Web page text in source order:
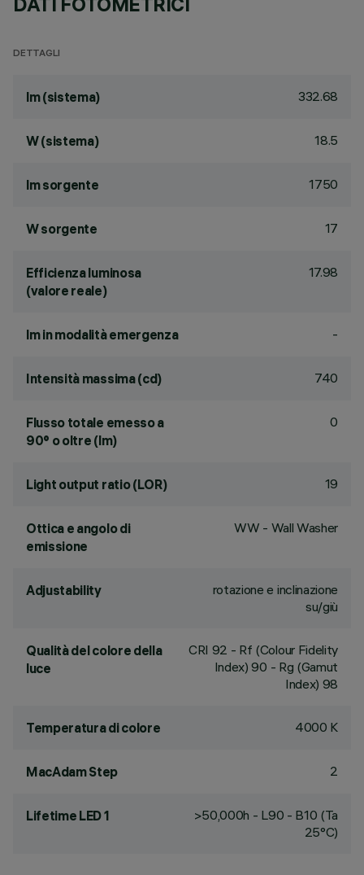
DETTAGLI
lm (sistema) 332.68
W (sistema) 18.5
lm sorgente 1750
W sorgente 17
Efficienza luminosa
(valore reale)
17.98
lm in modalità emergenza -
Intensità massima (cd) 740
Flusso totale emesso a
90° o oltre (lm)
0
Light output ratio (LOR) 19
Ottica e angolo di
emissione
WW - Wall Washer
Adjustability
rotazione e inclinazione
su/giù
Qualità del colore della
luce
CRI 92 - Rf (Colour Fidelity
Index) 90 - Rg (Gamut
Index) 98
Temperatura di colore 4000 K
MacAdam Step 2
Lifetime LED 1
>50,000h - L90 - B10 (Ta
25°C)